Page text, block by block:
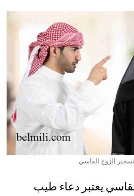
الزوج القاسي
يعتبر دعاء طيب